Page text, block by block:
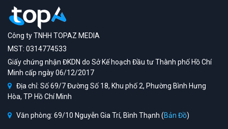
Công ty TNHH TOPAZ MEDIA
MST: 0314774533
Giấy chứng nhận ĐKDN do Sở Kế hoạch Đầu tư Thành phố Hồ Chí
Minh cấp ngày 06/12/2017
Địa chỉ: Số 69/7 Đường Số 18, Khu phố 2, Phường Bình Hưng
Hòa, TP Hồ Chí Minh
Văn phòng: 69/10 Nguyễn Gia Trí, Bình Thạnh (Bản Đồ)